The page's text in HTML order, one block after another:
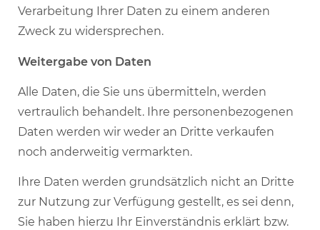
Verarbeitung Ihrer Daten zu einem anderen
Zweck zu widersprechen.
Weitergabe von Daten
Alle Daten, die Sie uns übermitteln, werden
vertraulich behandelt. Ihre personenbezogenen
Daten werden wir weder an Dritte verkaufen
noch anderweitig vermarkten.
Ihre Daten werden grundsätzlich nicht an Dritte
zur Nutzung zur Verfügung gestellt, es sei denn,
Sie haben hierzu Ihr Einverständnis erklärt bzw.